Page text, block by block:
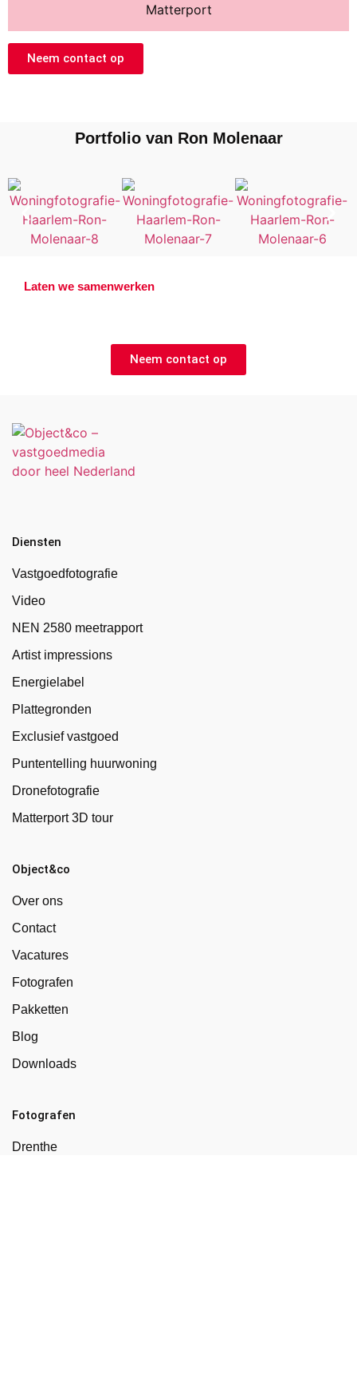
Matterport
Neem contact op
Portfolio van Ron Molenaar
Laten we samenwerken
Neem contact op
Diensten
Vastgoedfotografie
Video
NEN 2580 meetrapport
Artist impressions
Energielabel
Plattegronden
Exclusief vastgoed
Puntentelling huurwoning
Dronefotografie
Matterport 3D tour
Object&co
Over ons
Contact
Vacatures
Fotografen
Pakketten
Blog
Downloads
Fotografen
Drenthe